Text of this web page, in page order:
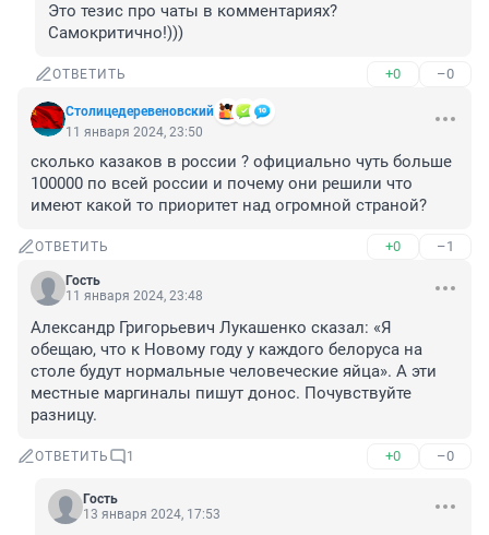
Это тезис про чаты в комментариях?
Самокритично!)))
ОТВЕТИТЬ +0 –0
Столицедеревеновский
11 января 2024, 23:50
сколько казаков в россии ? официально чуть больше
100000 по всей россии и почему они решили что
имеют какой то приоритет над огромной страной?
ОТВЕТИТЬ +0 –1
Гость
11 января 2024, 23:48
Александр Григорьевич Лукашенко сказал: «Я
обещаю, что к Новому году у каждого белоруса на
столе будут нормальные человеческие яйца». А эти
местные маргиналы пишут донос. Почувствуйте
разницу.
ОТВЕТИТЬ 1 +0 –0
Гость
13 января 2024, 17:53